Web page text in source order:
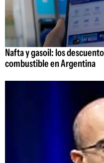
Nafta y gasoil: los
combustible en Argentina